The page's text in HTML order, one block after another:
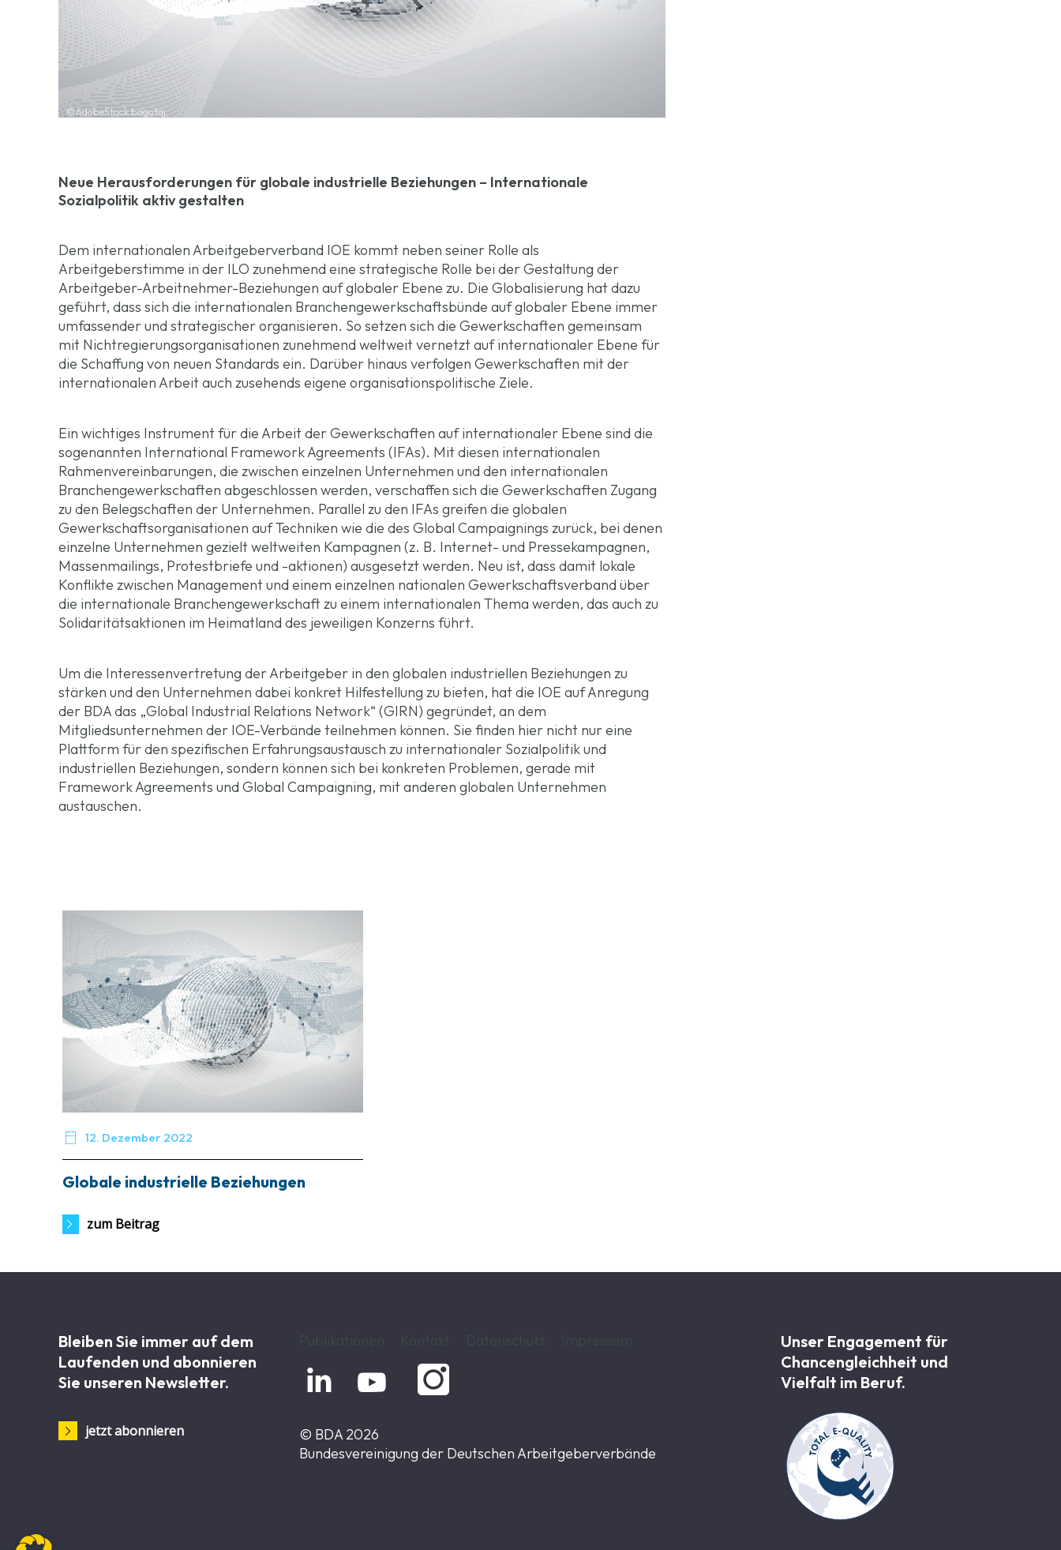
©AdobeStock bagotaj
Neue Herausforderungen für globale industrielle Beziehungen – Internationale
Sozialpolitik aktiv gestalten
Dem internationalen Arbeitgeberverband IOE kommt neben seiner Rolle als
Arbeitgeberstimme in der ILO zunehmend eine strategische Rolle bei der Gestaltung der
Arbeitgeber-Arbeitnehmer-Beziehungen auf globaler Ebene zu. Die Globalisierung hat dazu
geführt, dass sich die internationalen Branchengewerkschaftsbünde auf globaler Ebene immer
umfassender und strategischer organisieren. So setzen sich die Gewerkschaften gemeinsam
mit Nichtregierungsorganisationen zunehmend weltweit vernetzt auf internationaler Ebene für
die Schaffung von neuen Standards ein. Darüber hinaus verfolgen Gewerkschaften mit der
internationalen Arbeit auch zusehends eigene organisationspolitische Ziele.
Ein wichtiges Instrument für die Arbeit der Gewerkschaften auf internationaler Ebene sind die
sogenannten International Framework Agreements (IFAs). Mit diesen internationalen
Rahmenvereinbarungen, die zwischen einzelnen Unternehmen und den internationalen
Branchengewerkschaften abgeschlossen werden, verschaffen sich die Gewerkschaften Zugang
zu den Belegschaften der Unternehmen. Parallel zu den IFAs greifen die globalen
Gewerkschaftsorganisationen auf Techniken wie die des Global Campaignings zurück, bei denen
einzelne Unternehmen gezielt weltweiten Kampagnen (z. B. Internet- und Pressekampagnen,
Massenmailings, Protestbriefe und -aktionen) ausgesetzt werden. Neu ist, dass damit lokale
Konflikte zwischen Management und einem einzelnen nationalen Gewerkschaftsverband über
die internationale Branchengewerkschaft zu einem internationalen Thema werden, das auch zu
Solidaritätsaktionen im Heimatland des jeweiligen Konzerns führt.
Um die Interessenvertretung der Arbeitgeber in den globalen industriellen Beziehungen zu
stärken und den Unternehmen dabei konkret Hilfestellung zu bieten, hat die IOE auf Anregung
der BDA das „Global Industrial Relations Network“ (GIRN) gegründet, an dem
Mitgliedsunternehmen der IOE-Verbände teilnehmen können. Sie finden hier nicht nur eine
Plattform für den spezifischen Erfahrungsaustausch zu internationaler Sozialpolitik und
industriellen Beziehungen, sondern können sich bei konkreten Problemen, gerade mit
Framework Agreements und Global Campaigning, mit anderen globalen Unternehmen
austauschen.
 12. Dezember 2022
Globale industrielle Beziehungen
zum Beitrag
Bleiben Sie immer auf dem
Laufenden und abonnieren
Sie unseren Newsletter.
jetzt abonnieren
 
© BDA 2026
Bundesvereinigung der Deutschen Arbeitgeberverbände
Unser Engagement für
Chancen­gleichheit und
Vielfalt im Beruf.